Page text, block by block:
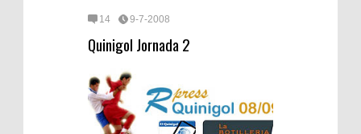
14 9-7-2008
Quinigol Jornada 2